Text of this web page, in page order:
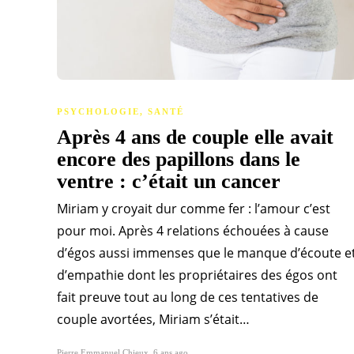
PSYCHOLOGIE, SANTÉ
Après 4 ans de couple elle avait
encore des papillons dans le
ventre : c’était un cancer
Miriam y croyait dur comme fer : l’amour c’est
pour moi. Après 4 relations échouées à cause
d’égos aussi immenses que le manque d’écoute
d’empathie dont les propriétaires des égos ont
fait preuve tout au long de ces tentatives de
couple avortées, Miriam s’était…